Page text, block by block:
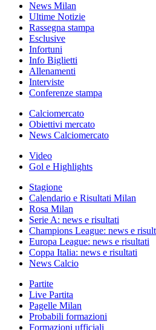
News Milan
Ultime Notizie
Rassegna stampa
Esclusive
Infortuni
Info Biglietti
Allenamenti
Interviste
Conferenze stampa
Calciomercato
Obiettivi mercato
News Calciomercato
Video
Gol e Highlights
Stagione
Calendario e Risultati Milan
Rosa Milan
Serie A: news e risultati
Champions League: news e
Europa League: news e risultati
Coppa Italia: news e risultati
News Calcio
Partite
Live Partita
Pagelle Milan
Probabili formazioni
Formazioni ufficiali